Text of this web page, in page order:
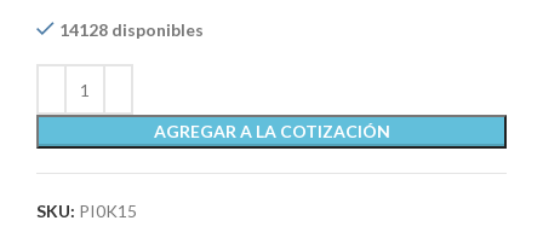
14128 disponibles
AGREGAR A LA COTIZACIÓN
SKU: PI0K15